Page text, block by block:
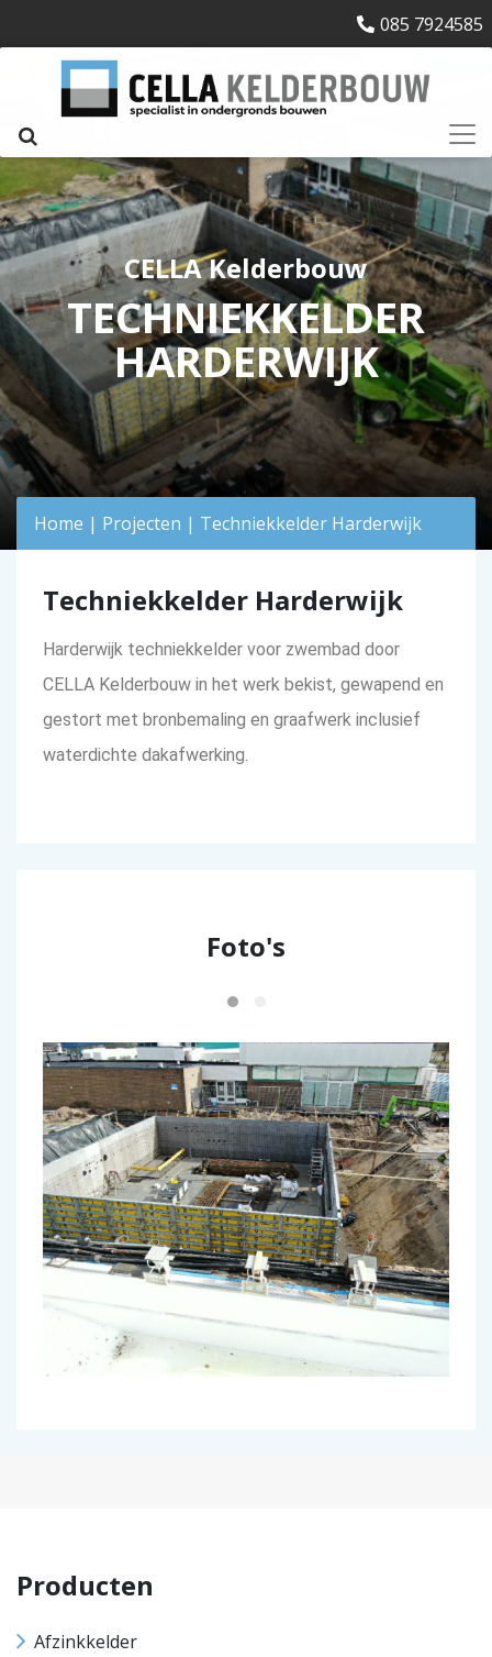
085 7924585
CELLA Kelderbouw
TECHNIEKKELDER
HARDERWIJK
Home | Projecten | Techniekkelder Harderwijk
Techniekkelder Harderwijk
Harderwijk techniekkelder voor zwembad door
CELLA Kelderbouw in het werk bekist, gewapend en
gestort met bronbemaling en graafwerk inclusief
waterdichte dakafwerking.
Foto's
Producten
Afzinkkelder